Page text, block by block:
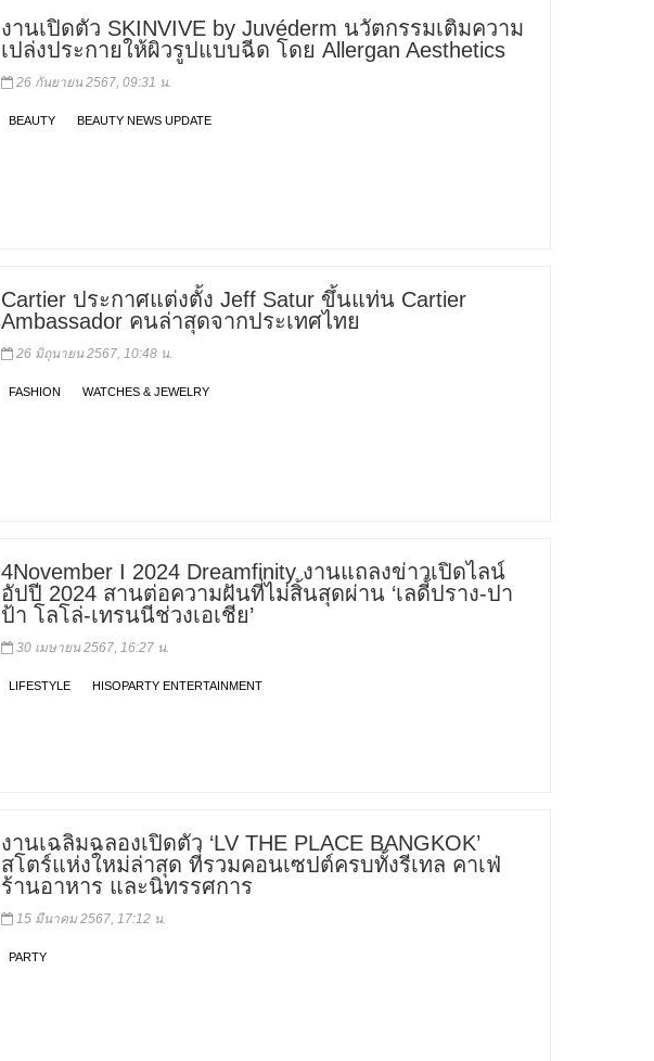
งานเปิดตัว SKINVIVE by Juvéderm นวัตกรรมเติมความ
เปล่งประกายให้ผิวรูปแบบฉีด โดย Allergan Aesthetics
26 กันยายน 2567, 09:31 น.
BEAUTY BEAUTY NEWS UPDATE
Cartier ประกาศแต่งตั้ง Jeff Satur ขึ้นแท่น Cartier
Ambassador คนล่าสุดจากประเทศไทย
26 มิถุนายน 2567, 10:48 น.
FASHION WATCHES & JEWELRY
4November I 2024 Dreamfinity งานแถลงข่าวเปิดไลน์
อัปปี 2024 สานต่อความฝันที่ไม่สิ้นสุดผ่าน ‘เลดี้ปราง-ปา
ป้า โลโล่-เทรนนีช่วงเอเชีย’
30 เมษายน 2567, 16:27 น.
LIFESTYLE HISOPARTY ENTERTAINMENT
งานเฉลิมฉลองเปิดตัว ‘LV THE PLACE BANGKOK’
สโตร์แห่งใหม่ล่าสุด ที่รวมคอนเซปต์ครบทั้งรีเทล คาเฟ่
ร้านอาหาร และนิทรรศการ
15 มีนาคม 2567, 17:12 น.
PARTY